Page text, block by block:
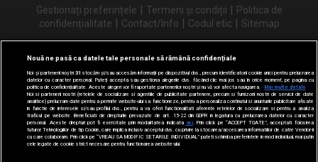
Gestionați preferințele | Termeni și condiții | Politica de
confidențialitate | Contact/Info | Codul etic | Sitemap
Urmărește-ne și pe
Nouă ne pasă ca datele tale personale să rămână confidențiale
Noi și partenerii noștri31 stocăm și/sau accesăm informații pe dispozitivul dvs., precum identificatorii cookie unici pentru prelucrarea
datelor cu caracter personal. Puteți accepta sau gestiona alegerile dvs. făcând clic mai jos sau în orice moment, pe pagina cu
politica de confidențialitate. Aceste alegeri vor fi raportate partenerilor noștri și nu vă vor afecta navigarea.
Mai multe detalii
Noi si partenerii nostri (retelele de socializare si agentiile de publicitate partenere, precum si furnizorii nostri de servicii de date
analitice) prelucram date pentru a permite website-ului sa functioneze, pentru a personaliza continutul si anunturile publicitare afisate
in functie de interesele si/sau profilul dvs., pentru a va oferi functionalitati aferente retelelor de socializare si pentru a analiza
traficul pe website. Beneficiati de drepturile prevazute de art. 15-22 din GDPR in legatura cu prelucrarea datelor cu caracter
personal. Aceste drepturi pot fi exercitate prin modalitatea indicata aici. Prin click pe “ACCEPT TOATE”, acceptati folosirea
tuturor Tehnologiilor de tip Cookie, care implica inclusiv acceptul dvs. cu privire la stocarea/accesarea informatiilor de catre Vendor-ii
cu care colaboram. Prin click pe “VREAU SA MODIFIC SETARILE INDIVIDUAL” puteti schimba preferintele in mod individual, mai putin
cele legate de cookie strict necesare pentru functionarea website-ului.